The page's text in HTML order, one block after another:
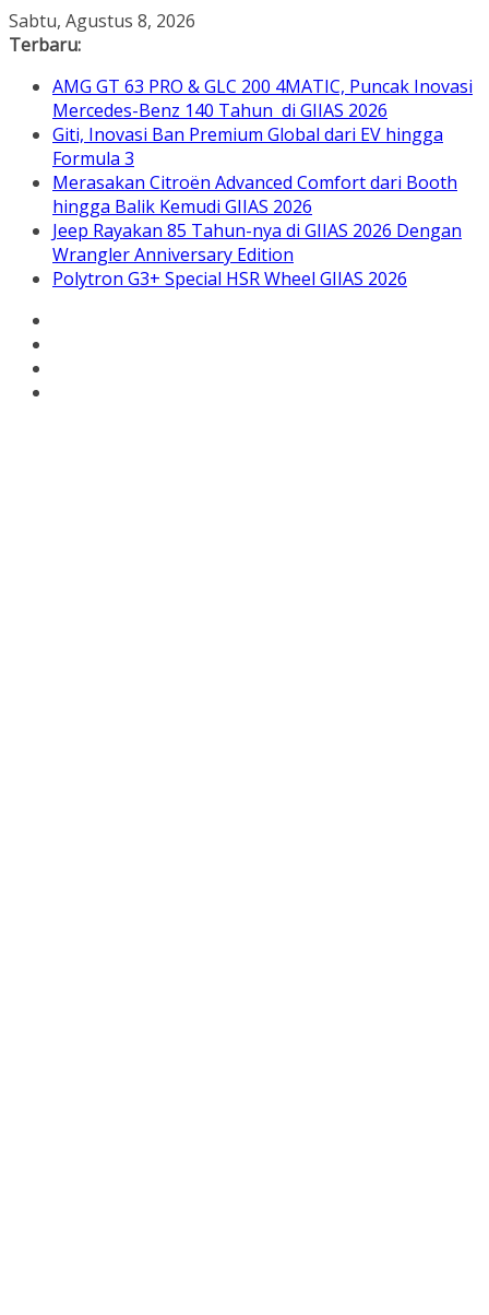
Skip
to
Sabtu, Agustus 8, 2026
Terbaru:
AMG GT 63 PRO & GLC 200 4MATIC, Puncak Inovasi
Mercedes-Benz 140 Tahun di GIIAS 2026
Giti, Inovasi Ban Premium Global dari EV hingga
Formula 3
Merasakan Citroën Advanced Comfort dari Booth
hingga Balik Kemudi GIIAS 2026
Jeep Rayakan 85 Tahun-nya di GIIAS 2026 Dengan
Wrangler Anniversary Edition
Polytron G3+ Special HSR Wheel GIIAS 2026